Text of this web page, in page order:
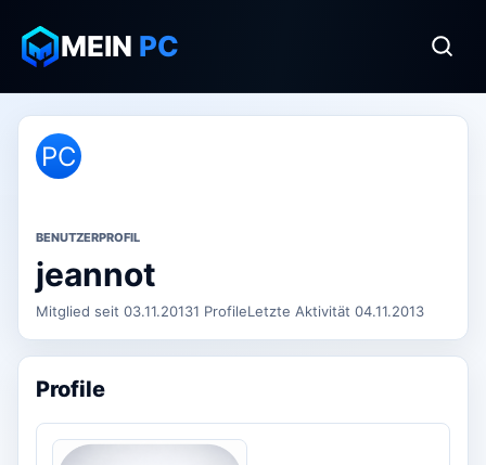
MEIN PC
PC
BENUTZERPROFIL
jeannot
Mitglied seit 03.11.20131 ProfileLetzte Aktivität 04.11.2013
Profile